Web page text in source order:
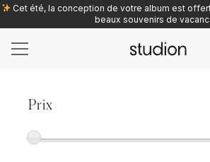
Cet été, la conception de votre album est
beaux souvenirs de
Prix